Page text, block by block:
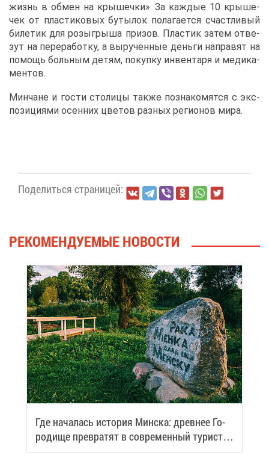
жизнь в об­мен на кры­шеч­ки». За каж­дые 10 кры­ше­
чек от пла­сти­ко­вых бу­ты­лок по­ла­га­ет­ся счаст­ли­вый
би­ле­тик для розыг­ры­ша при­зов. Пла­стик за­тем от­ве­
зут на пе­ре­ра­бот­ку, а вы­ру­чен­ные день­ги на­пра­вят на
по­мощь боль­ным де­тям, по­куп­ку ин­вен­та­ря и ме­ди­ка­
мен­тов.
Мин­чане и го­сти сто­ли­цы та­к­же по­зна­ко­мят­ся с экс­
по­зи­ци­я­ми осен­них цве­тов раз­ных ре­ги­о­нов ми­ра.
По­де­лить­ся стра­ни­цей:
РЕ­КО­МЕН­ДУ­Е­МЫЕ НО­ВО­СТИ
Где на­ча­лась ис­то­рия Мин­ска: древ­нее Го­
ро­ди­ще пре­вра­тят в со­вре­мен­ный ту­ри­сти­
че­ский центр